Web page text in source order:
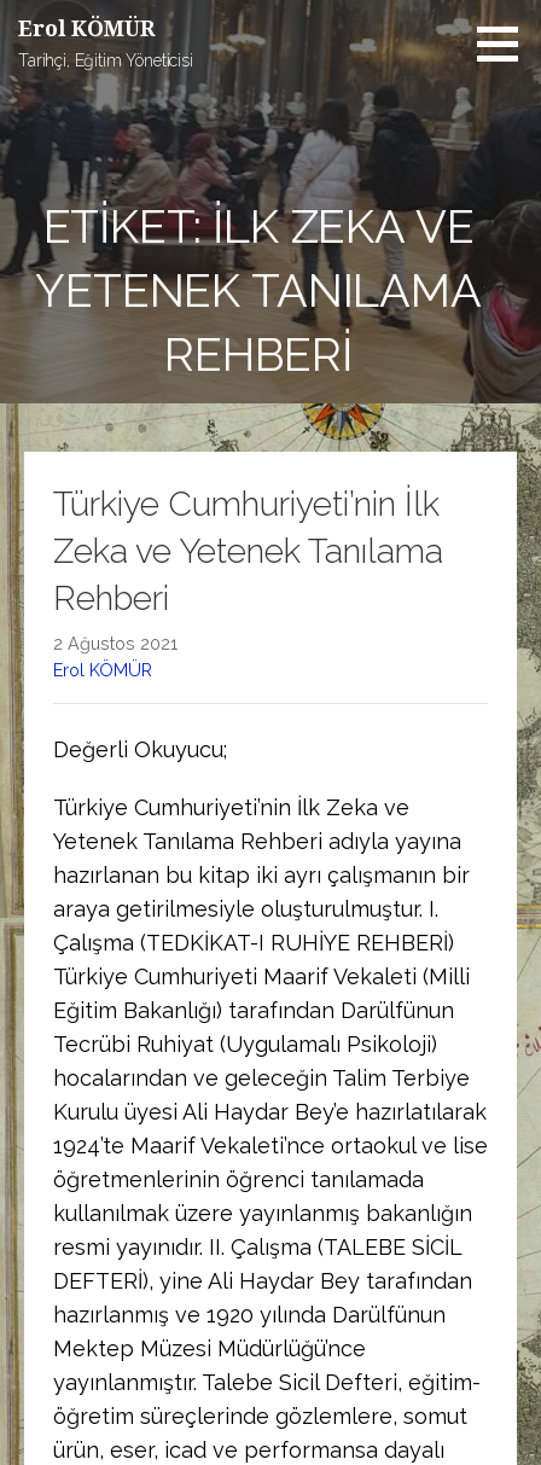
atla
Erol KÖMÜR
Tarihçi, Eğitim Yöneticisi
ETIKET: İLK ZEKA VE
YETENEK TANILAMA
REHBERI
Türkiye Cumhuriyeti’nin İlk
Zeka ve Yetenek Tanılama
Rehberi
2 Ağustos 2021
Erol KÖMÜR
Değerli Okuyucu;
Türkiye Cumhuriyeti’nin İlk Zeka ve
Yetenek Tanılama Rehberi adıyla yayına
hazırlanan bu kitap iki ayrı çalışmanın bir
araya getirilmesiyle oluşturulmuştur. I.
Çalışma (TEDKİKAT-I RUHİYE REHBERİ)
Türkiye Cumhuriyeti Maarif Vekaleti (Milli
Eğitim Bakanlığı) tarafından Darülfünun
Tecrübi Ruhiyat (Uygulamalı Psikoloji)
hocalarından ve geleceğin Talim Terbiye
Kurulu üyesi Ali Haydar Bey’e hazırlatılarak
1924’te Maarif Vekaleti’nce ortaokul ve lise
öğretmenlerinin öğrenci tanılamada
kullanılmak üzere yayınlanmış bakanlığın
resmi yayınıdır. II. Çalışma (TALEBE SİCİL
DEFTERİ), yine Ali Haydar Bey tarafından
hazırlanmış ve 1920 yılında Darülfünun
Mektep Müzesi Müdürlüğü’nce
yayınlanmıştır. Talebe Sicil Defteri, eğitim-
öğretim süreçlerinde gözlemlere, somut
ürün, eser, icad ve performansa dayalı